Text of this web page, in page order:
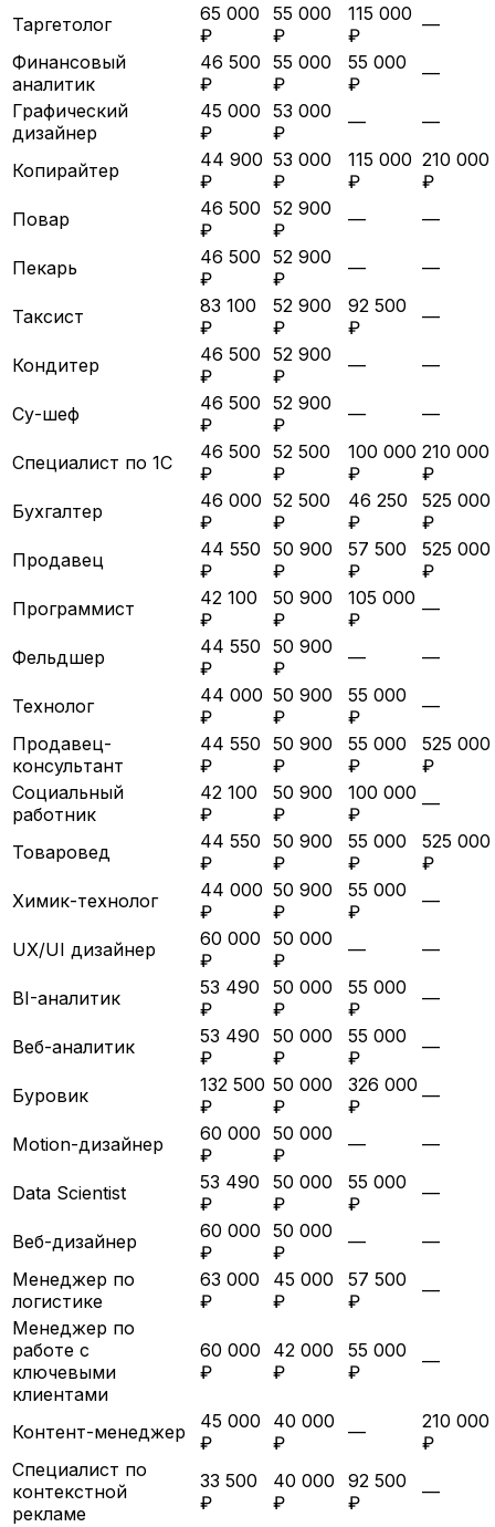
Таргетолог
65 000
₽
55 000
₽
115 000
₽
—
Финансовый
аналитик
46 500
₽
55 000
₽
55 000
₽
—
Графический
дизайнер
45 000
₽
53 000
₽
— —
Копирайтер
44 900
₽
53 000
₽
115 000
₽
210 000
₽
Повар
46 500
₽
52 900
₽
— —
Пекарь
46 500
₽
52 900
₽
— —
Таксист
83 100
₽
52 900
₽
92 500
₽
—
Кондитер
46 500
₽
52 900
₽
— —
Су-шеф
46 500
₽
52 900
₽
— —
Специалист по 1С
46 500
₽
52 500
₽
100 000
₽
210 000
₽
Бухгалтер
46 000
₽
52 500
₽
46 250
₽
525 000
₽
Продавец
44 550
₽
50 900
₽
57 500
₽
525 000
₽
Программист
42 100
₽
50 900
₽
105 000
₽
—
Фельдшер
44 550
₽
50 900
₽
— —
Технолог
44 000
₽
50 900
₽
55 000
₽
—
Продавец-
консультант
44 550
₽
50 900
₽
55 000
₽
525 000
₽
Социальный
работник
42 100
₽
50 900
₽
100 000
₽
—
Товаровед
44 550
₽
50 900
₽
55 000
₽
525 000
₽
Химик-технолог
44 000
₽
50 900
₽
55 000
₽
—
UX/UI дизайнер
60 000
₽
50 000
₽
— —
BI-аналитик
53 490
₽
50 000
₽
55 000
₽
—
Веб-аналитик
53 490
₽
50 000
₽
55 000
₽
—
Буровик
132 500
₽
50 000
₽
326 000
₽
—
Motion-дизайнер
60 000
₽
50 000
₽
— —
Data Scientist
53 490
₽
50 000
₽
55 000
₽
—
Веб-дизайнер
60 000
₽
50 000
₽
—
—
Менеджер по
логистике
63 000
₽
45 000
₽
57 500
₽
—
Менеджер по
работе с
ключевыми
клиентами
60 000
₽
42 000
₽
55 000
₽
—
Контент-менеджер
45 000
₽
40 000
₽
—
210 000
₽
Специалист по
контекстной
рекламе
33 500
₽
40 000
₽
92 500
₽
—